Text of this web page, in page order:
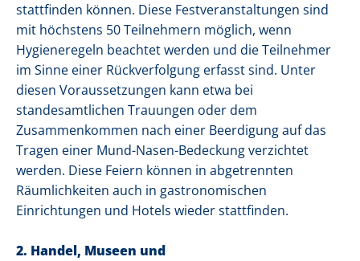
stattfinden können. Diese Festveranstaltungen sind
mit höchstens 50 Teilnehmern möglich, wenn
Hygieneregeln beachtet werden und die Teilnehmer
im Sinne einer Rückverfolgung erfasst sind. Unter
diesen Voraussetzungen kann etwa bei
standesamtlichen Trauungen oder dem
Zusammenkommen nach einer Beerdigung auf das
Tragen einer Mund-Nasen-Bedeckung verzichtet
werden. Diese Feiern können in abgetrennten
Räumlichkeiten auch in gastronomischen
Einrichtungen und Hotels wieder stattfinden.
2. Handel, Museen und